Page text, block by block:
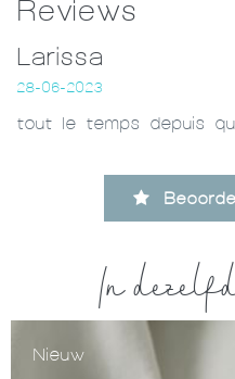
Reviews
Larissa
28-06-2023
tout le temps depuis
In
Nieuw